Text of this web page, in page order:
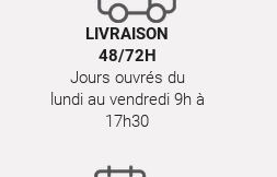
LIVRAISON
48/72H
Jours ouvrés du
lundi au vendredi 9h à
17h30